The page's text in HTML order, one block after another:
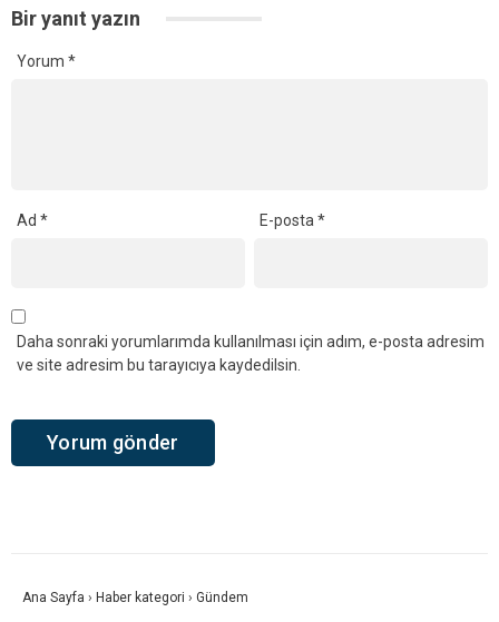
Bir yanıt yazın
Yorum *
Ad * E-posta*
Daha sonraki yorumlarımda kullanılması için adım, e-posta adresim
ve site adresim bu tarayıcıya kaydedilsin.
Ana Sayfa › Haber kategori › Gündem